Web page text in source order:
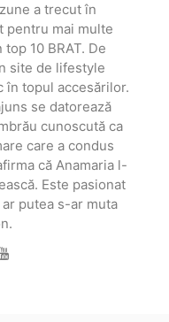
a trecut în
pentru mai multe
10 BRAT. De
site de lifestyle
în topul accesărilor.
se datorează
cunoscută ca
care a condus
că Anamaria l-
Este pasionat
putea s-ar muta